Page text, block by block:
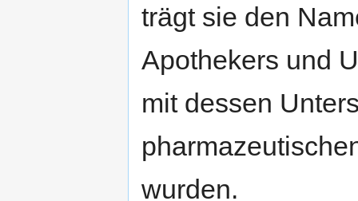
trägt sie den
Apothekers und
mit dessen
wurden.